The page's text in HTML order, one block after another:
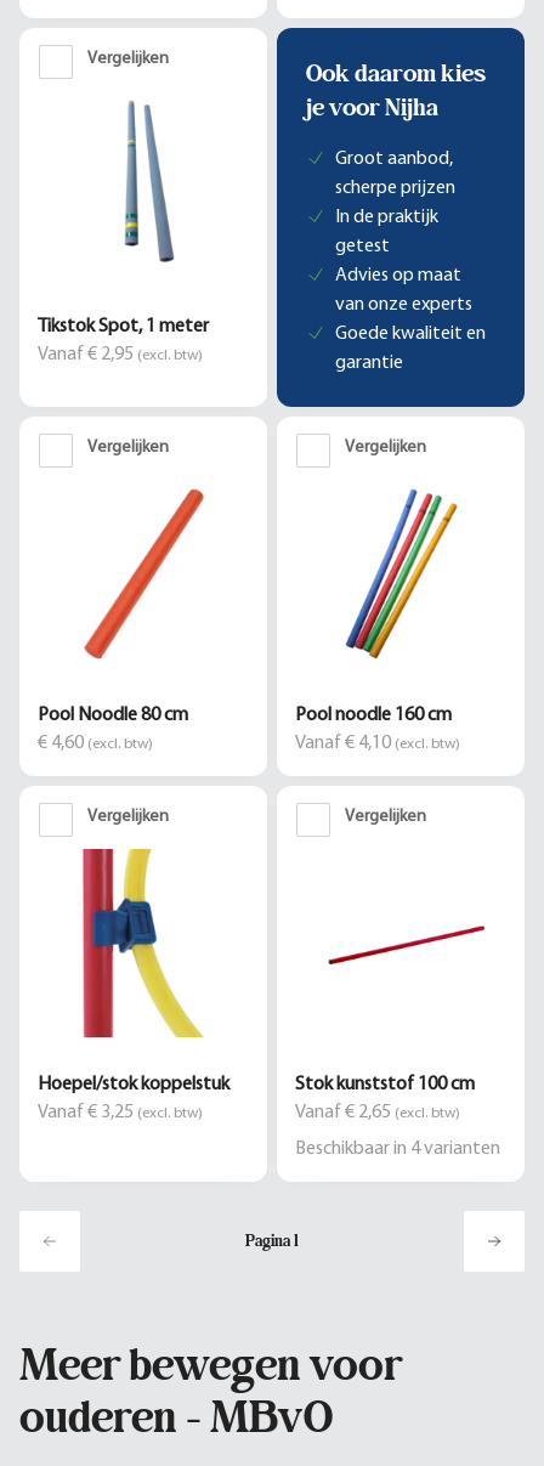
Vergelijken
Tikstok Spot, 1 meter
Vanaf € 2,95 (excl. btw)
Ook daarom kies
je voor Nijha
Groot aanbod,
scherpe prijzen
In de praktijk
getest
Advies op maat
van onze experts
Goede kwaliteit en
garantie
Vergelijken
Pool Noodle 80 cm
€ 4,60 (excl. btw)
Vergelijken
Pool noodle 160 cm
Vanaf € 4,10 (excl. btw)
Vergelijken
Hoepel/stok koppelstuk
Vanaf € 3,25 (excl. btw)
Vergelijken
Stok kunststof 100 cm
Vanaf € 2,65 (excl. btw)
Beschikbaar in 4varianten
Pagina1
Meer bewegen voor
ouderen - MBvO